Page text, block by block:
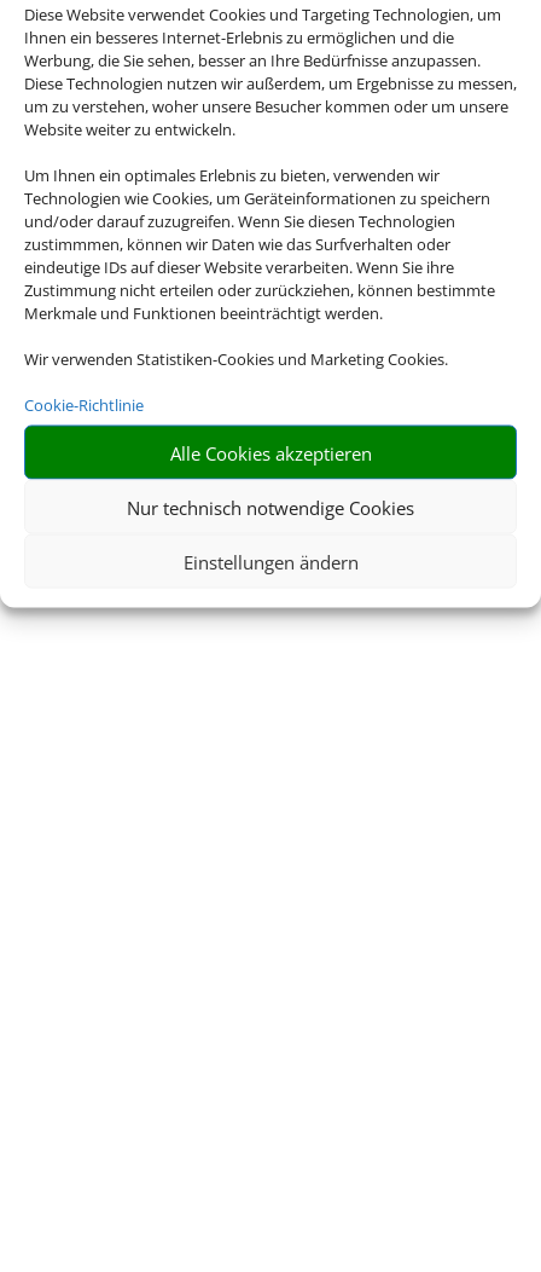
Diese Website verwendet Cookies und Targeting Technologien, um
Ihnen ein besseres Internet-Erlebnis zu ermöglichen und die
Werbung, die Sie sehen, besser an Ihre Bedürfnisse anzupassen.
Diese Technologien nutzen wir außerdem, um Ergebnisse zu messen,
um zu verstehen, woher unsere Besucher kommen oder um unsere
Website weiter zu entwickeln.
Um Ihnen ein optimales Erlebnis zu bieten, verwenden wir
Technologien wie Cookies, um Geräteinformationen zu speichern
und/oder darauf zuzugreifen. Wenn Sie diesen Technologien
zustimmmen, können wir Daten wie das Surfverhalten oder
eindeutige IDs auf dieser Website verarbeiten. Wenn Sie ihre
Zustimmung nicht erteilen oder zurückziehen, können bestimmte
Merkmale und Funktionen beeinträchtigt werden.
Wir verwenden Statistiken-Cookies und Marketing Cookies.
Cookie-Richtlinie
Alle Cookies akzeptieren
Nur technisch notwendige Cookies
Einstellungen ändern